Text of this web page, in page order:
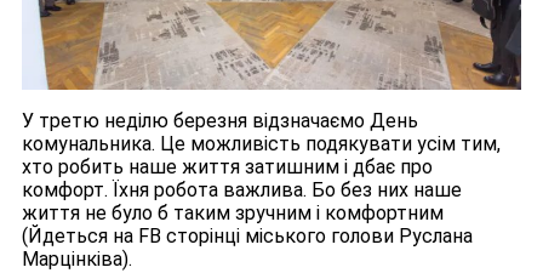
У третю неділю березня відзначаємо День
комунальника. Це можливість подякувати усім тим,
хто робить наше життя затишним і дбає про
комфорт. Їхня робота важлива. Бо без них наше
життя не було б таким зручним і комфортним
(Йдеться на FB сторінці міського голови Руслана
Марцінківа).